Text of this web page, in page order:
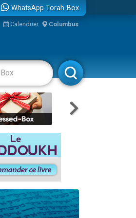
WhatsApp Torah-Box
Calendrier Columbus
Rabbanim